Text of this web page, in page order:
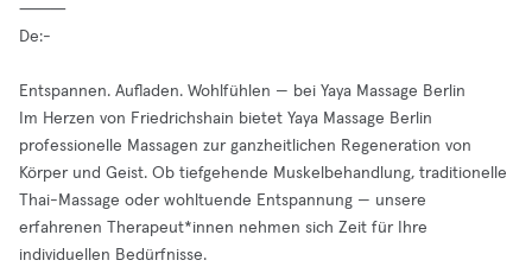
⸻
De:-
Entspannen. Aufladen. Wohlfühlen — bei Yaya Massage Berlin
Im Herzen von Friedrichshain bietet Yaya Massage Berlin
professionelle Massagen zur ganzheitlichen Regeneration von
Körper und Geist. Ob tiefgehende Muskelbehandlung, traditionelle
Thai-Massage oder wohltuende Entspannung — unsere
erfahrenen Therapeut*innen nehmen sich Zeit für Ihre
individuellen Bedürfnisse.